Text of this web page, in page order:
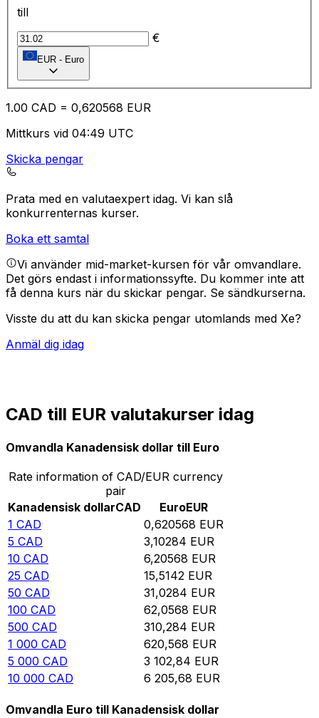
till
€
EUR - Euro
1.00 CAD = 0,620568 EUR
Mittkurs vid 04:49 UTC
Skicka pengar
Prata med en valutaexpert idag. Vi kan slå
konkurrenternas kurser.
Boka ett samtal
Vi använder mid-market-kursen för vår omvandlare.
Det görs endast i informationssyfte. Du kommer inte att
få denna kurs när du skickar pengar. Se sändkurserna.
Visste du att du kan skicka pengar utomlands med Xe?
Anmäl dig idag
CAD till EUR valutakurser idag
Omvandla Kanadensisk dollar till Euro
Rate information of CAD/EUR currency
pair
Kanadensisk dollarCAD EuroEUR
1 CAD 0,620568 EUR
5 CAD 3,10284 EUR
10 CAD 6,20568 EUR
25 CAD 15,5142 EUR
50 CAD 31,0284 EUR
100 CAD 62,0568 EUR
500 CAD 310,284 EUR
1 000 CAD 620,568 EUR
5 000 CAD 3 102,84 EUR
10 000 CAD 6 205,68 EUR
Omvandla Euro till Kanadensisk dollar